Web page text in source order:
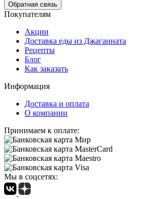
Обратная связь
Покупателям
Акции
Доставка еды из Джаганната
Рецепты
Блог
Как заказать
Информация
Доставка и оплата
О компании
Принимаем к оплате:
Мы в соцсетях: